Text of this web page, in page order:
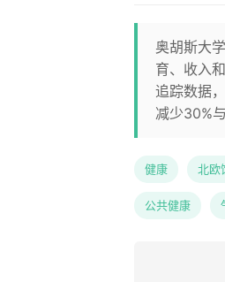
奥胡斯大
育、收入
追踪数据
减少30%
健康 北欧
公共健康